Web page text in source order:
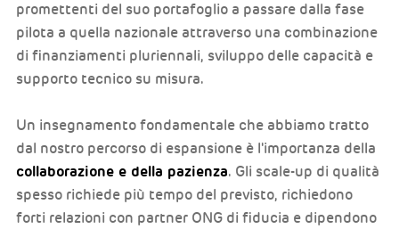
promettenti del suo portafoglio a passare dalla fase
pilota a quella nazionale attraverso una combinazione
di finanziamenti pluriennali, sviluppo delle capacità e
supporto tecnico su misura.
Un insegnamento fondamentale che abbiamo tratto
dal nostro percorso di espansione è l'importanza della
collaborazione e della pazienza. Gli scale-up di qualità
spesso richiede più tempo del previsto, richiedono
forti relazioni con partner ONG di fiducia e dipendono